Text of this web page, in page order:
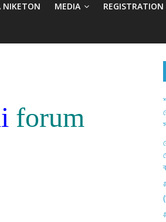
NIKETON MEDIA REGISTRATION
forum